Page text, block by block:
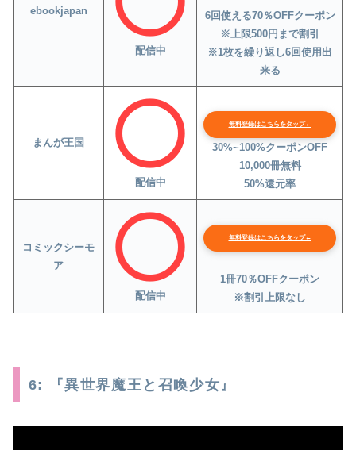
ebookjapan
配信中
6回使える70％OFFクーポン
※上限500円まで割引
※1枚を繰り返し6回使用出
来る
まんが王国
配信中
無料登録はこちらをタップ←
30%~100%クーポンOFF
10,000冊無料
50%還元率
コミックシーモ
ア
配信中
無料登録はこちらをタップ←
1冊70％OFFクーポン
※割引上限なし
6: 『異世界魔王と召喚少女』